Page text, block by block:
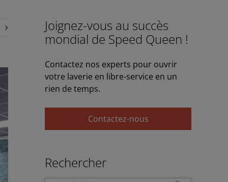
Joignez-vous au succès
mondial de Speed Queen !
Contactez nos experts pour ouvrir
votre laverie en libre-service en un
rien de temps.
Contactez-nous
Rechercher